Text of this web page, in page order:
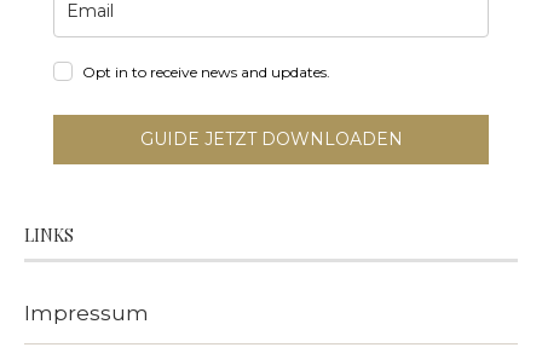
Opt in to receive news and updates.
GUIDE JETZT DOWNLOADEN
LINKS
Impressum